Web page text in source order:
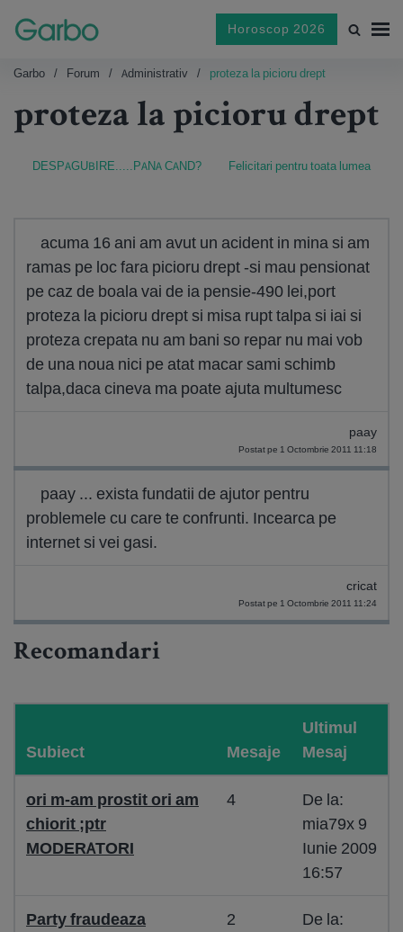
Horoscop 2026
Garbo Forum Administrativ proteza la picioru drept
proteza la picioru drept
DESPAGUBIRE.....PANA CAND? Felicitari pentru toata lumea
acuma 16 ani am avut un acident in mina si am
ramas pe loc fara picioru drept -si mau pensionat
pe caz de boala vai de ia pensie-490 lei,port
proteza la picioru drept si misa rupt talpa si iai si
proteza crepata nu am bani so repar nu mai vob
de una noua nici pe atat macar sami schimb
talpa,daca cineva ma poate ajuta multumesc
paay
Postat pe 1 Octombrie 2011 11:18
paay ... exista fundatii de ajutor pentru
problemele cu care te confrunti. Incearca pe
internet si vei gasi.
cricat
Postat pe 1 Octombrie 2011 11:24
Recomandari
Subiect Mesaje
Ultimul
Mesaj
ori m-am prostit ori am
chiorit ;ptr
MODERATORI
4
De la:
mia79x 9
Iunie 2009
16:57
Party fraudeaza
2
De la: